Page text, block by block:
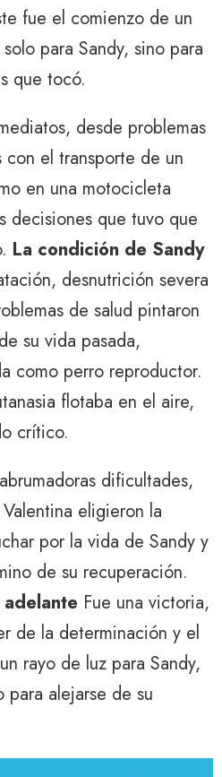
fue el comienzo de un
para Sandy, sino para
que tocó.
desde problemas
el transporte de un
en una motocicleta
decisiones que tuvo que
La condición de Sandy
desnutrición severa
de salud pintaron
su vida pasada,
como perro reproductor.
flotaba en el aire,
crítico.
dificultades,
eligieron la
por la vida de Sandy y
de su recuperación.
Fue una victoria,
de la determinación y el
rayo de luz para Sandy,
alejarse de su